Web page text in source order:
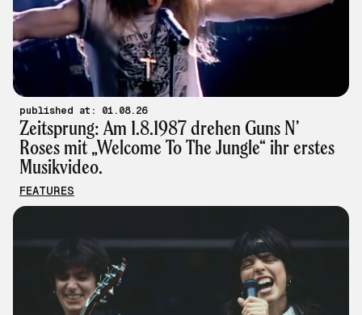
published at: 01.08.26
Zeitsprung: Am 1.8.1987 drehen Guns N’
Roses mit „Welcome To The Jungle“ ihr erstes
Musikvideo.
FEATURES